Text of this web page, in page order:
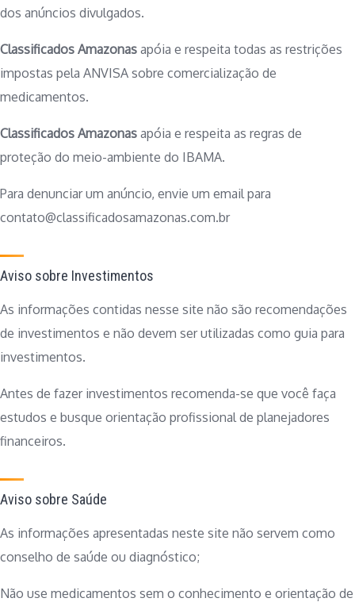
dos anúncios divulgados.
Classificados Amazonas apóia e respeita todas as restrições
impostas pela ANVISA sobre comercialização de
medicamentos.
Classificados Amazonas apóia e respeita as regras de
proteção do meio-ambiente do IBAMA.
Para denunciar um anúncio, envie um email para
contato@classificadosamazonas.com.br
Aviso sobre Investimentos
As informações contidas nesse site não são recomendações
de investimentos e não devem ser utilizadas como guia para
investimentos.
Antes de fazer investimentos recomenda-se que você faça
estudos e busque orientação profissional de planejadores
financeiros.
Aviso sobre Saúde
As informações apresentadas neste site não servem como
conselho de saúde ou diagnóstico;
Não use medicamentos sem o conhecimento e orientação de